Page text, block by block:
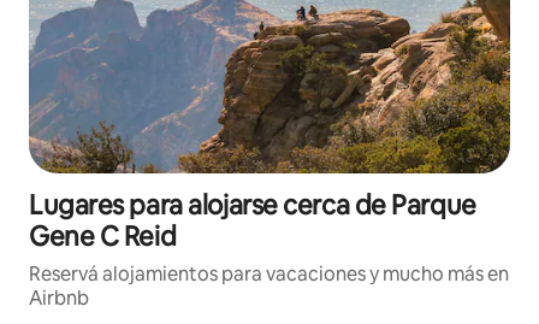
Lugares para alojarse cerca de Parque
Gene C Reid
Reservá alojamientos para vacaciones y mucho más en
Airbnb